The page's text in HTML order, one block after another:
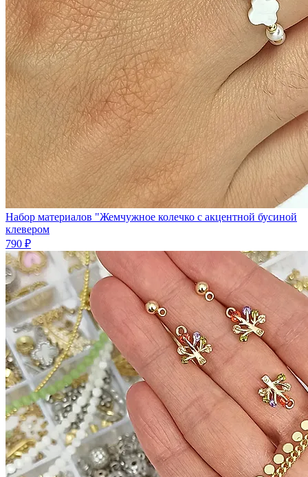
Набор материалов "Жемчужное колечко с акцентной бусиной
клевером
790 ₽